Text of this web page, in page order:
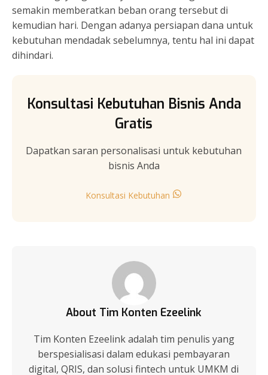
semakin memberatkan beban orang tersebut di
kemudian hari. Dengan adanya persiapan dana untuk
kebutuhan mendadak sebelumnya, tentu hal ini dapat
dihindari.
Konsultasi Kebutuhan Bisnis Anda
Gratis
Dapatkan saran personalisasi untuk kebutuhan
bisnis Anda
Konsultasi Kebutuhan
About Tim Konten Ezeelink
Tim Konten Ezeelink adalah tim penulis yang
berspesialisasi dalam edukasi pembayaran
digital, QRIS, dan solusi fintech untuk UMKM di